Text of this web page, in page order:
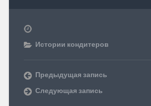
Истории кондитеров
Предыдущая запись
Следующая запись